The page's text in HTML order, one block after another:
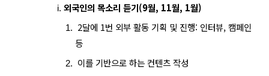
외국인의 목소리 듣기(9월, 11월, 1월)
등
이를 기반으로 하는 컨텐츠 작성